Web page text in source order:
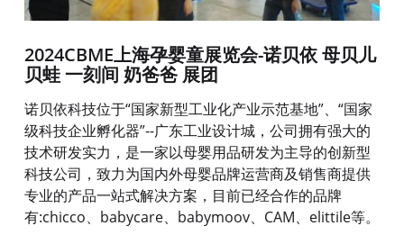
2024CBME上海孕婴童展览会-诺贝依 母贝儿
贝蛙 一刻间 奶爸爸 展团
诺贝依科技位于“国家新型工业化产业示范基地”、“国家
级科技企业孵化器”--广东工业设计城，公司拥有强大的
技术研发实力，是一家以母婴用品研发为主导的创新型
科技公司，致力为国内外母婴品牌运营商及销售商提供
专业的产品一站式解决方案，目前已经合作的品牌
有:chicco、babycare、babymoov、CAM、elittile等。